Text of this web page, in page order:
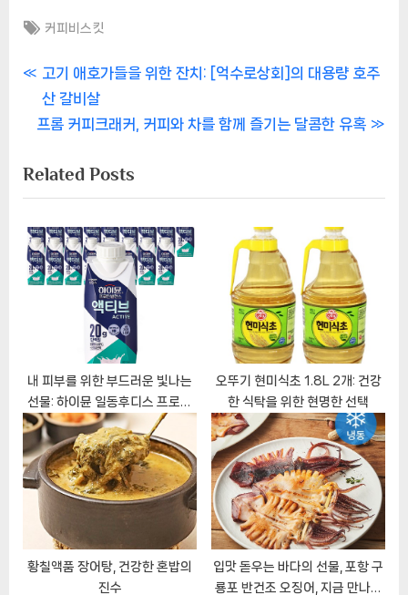
Tags:
커피비스킷
글
내
게
이
션
P
r
e
i
o
u
s
P
:
고기 애호가들을 위한 잔치: [억수로상회]의 대용량 호주
산 갈비살
N
x
t
P
o
s
프롬 커피크래커, 커피와 차를 함께 즐기는 달콤한 유혹
Related Posts
내 피부를 위한 부드러운 빛나는
선물: 하이뮨 일동후디스 프로틴
밸런스 액티브 밀크 오리지널
오뚜기 현미식초 1.8L 2개: 건강
한 식탁을 위한 현명한 선택
황칠액품 장어탕, 건강한 혼밥의
진수
입맛 돋우는 바다의 선물, 포항 구
룡포 반건조 오징어, 지금 만나보